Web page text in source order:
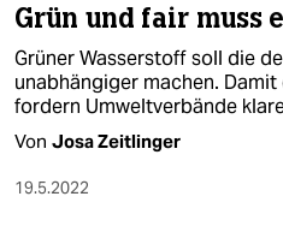
Grün und fair muss
Grüner Wasserstoff soll die
unabhängiger machen.
fordern Umweltverbände
Von Josa Zeitlinger
19.5.2022